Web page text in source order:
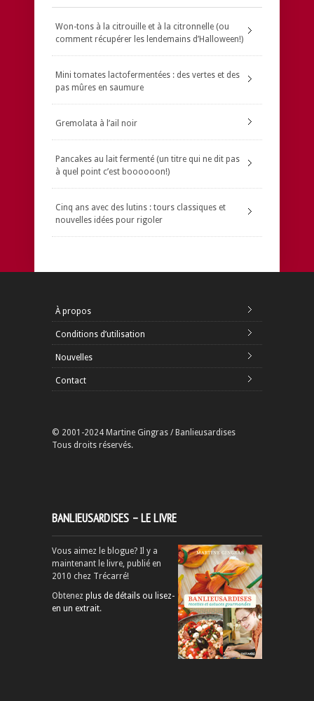
Won-tons à la citrouille et à la citronnelle (ou
comment récupérer les lendemains d’Halloween!)
Mini tomates lactofermentées : des vertes et des
pas mûres en saumure
Gremolata à l’ail noir
Pancakes au lait fermenté (un titre qui ne dit pas
à quel point c’est boooooon!)
Cinq ans avec des lutins : tours classiques et
nouvelles idées pour rigoler
À propos
Conditions d’utilisation
Nouvelles
Contact
© 2001-2024 Martine Gingras / Banlieusardises
Tous droits réservés.
BANLIEUSARDISES – LE LIVRE
Vous aimez le blogue? Il y a
maintenant le livre, publié en
2010 chez Trécarré!
Obtenez plus de détails ou lisez-
en un extrait.